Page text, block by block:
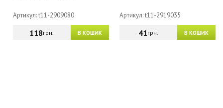
Артикул: t11-2909080
В КОШИК
118грн.
Артикул: t11-2919035
В КОШИК
41грн.